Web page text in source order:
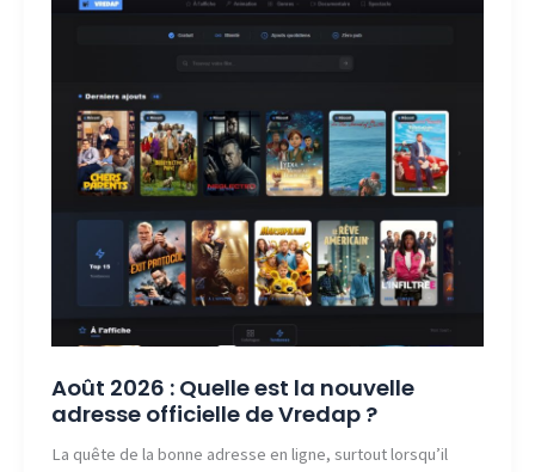
adresse
officielle
Wodioz
Août 2026 : Quelle est la nouvelle
adresse officielle de Vredap ?
La quête de la bonne adresse en ligne, surtout lorsqu’il